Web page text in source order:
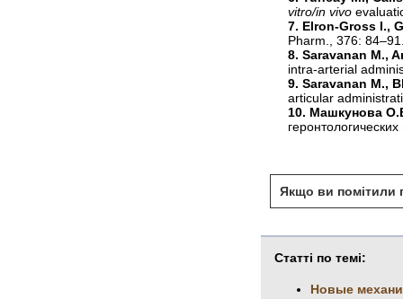
vitro/in vivo
7. Elron-Gross I.,
Pharm., 376:
8. Saravanan M.,
intra-arterial
9. Saravanan M.,
articular
10. Машкунова
Якщо ви помітили
Статті по темі:
Новые